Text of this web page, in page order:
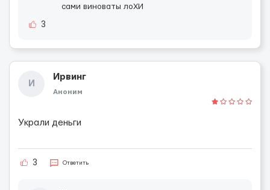
сами виноваты лоХИ
3
И
Ирвинг
Аноним
Украли деньги
3 Ответить